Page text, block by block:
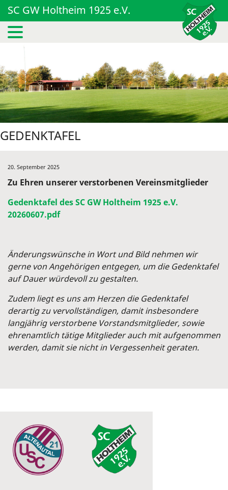
SC GW Holtheim 1925 e.V.
GEDENKTAFEL
20. September 2025
Zu Ehren unserer verstorbenen Vereinsmitglieder
Gedenktafel des SC GW Holtheim 1925 e.V.
20260607.pdf
Änderungswünsche in Wort und Bild nehmen wir
gerne von Angehörigen entgegen, um die Gedenktafel
auf Dauer würdevoll zu gestalten.
Zudem liegt es uns am Herzen die Gedenktafel
derartig zu vervollständigen, damit insbesondere
langjährig verstorbene Vorstandsmitglieder, sowie
ehrenamtlich tätige Mitglieder auch mit aufgenommen
werden, damit sie nicht in Vergessenheit geraten.